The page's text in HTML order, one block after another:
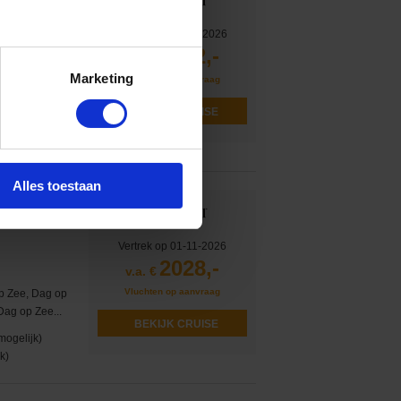
Marketing
Alles toestaan
Zee, Dag op
Vertrek op 16-08-2026
2592,-
Vluchten op aanvraag
BEKIJK CRUISE
Zee, Dag op
op Zee...
Vertrek op 01-11-2026
v.a. € 2028,-
Vluchten op aanvraag
BEKIJK CRUISE